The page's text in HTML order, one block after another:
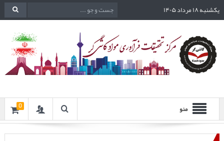
یکشنبه ۱۸ مرداد ۱۴۰۵
منو 0